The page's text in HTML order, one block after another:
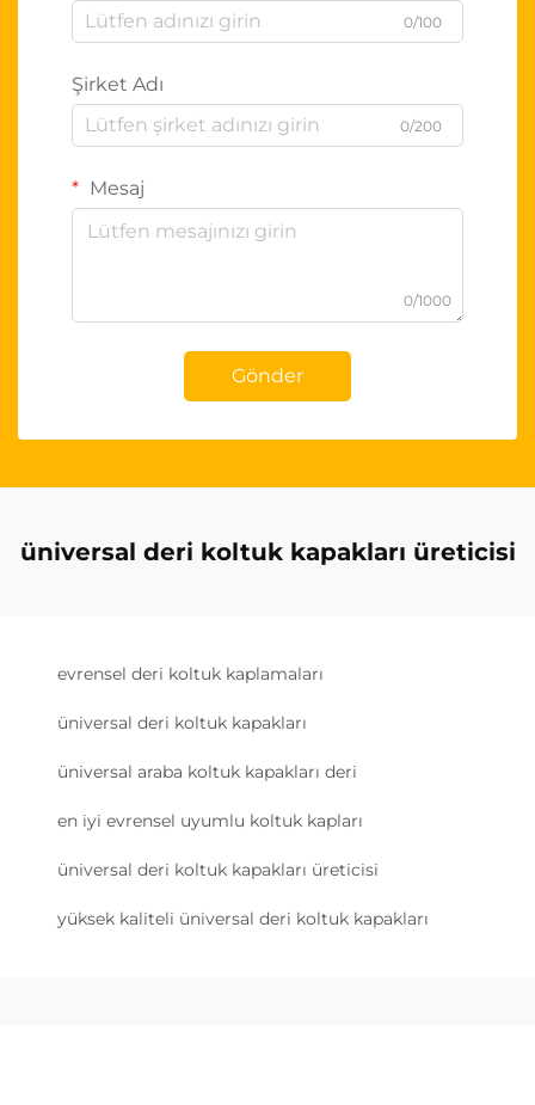
0/100
Şirket Adı
0/200
Mesaj
0/1000
Gönder
üniversal deri koltuk kapakları üreticisi
evrensel deri koltuk kaplamaları
üniversal deri koltuk kapakları
üniversal araba koltuk kapakları deri
en iyi evrensel uyumlu koltuk kapları
üniversal deri koltuk kapakları üreticisi
yüksek kaliteli üniversal deri koltuk kapakları